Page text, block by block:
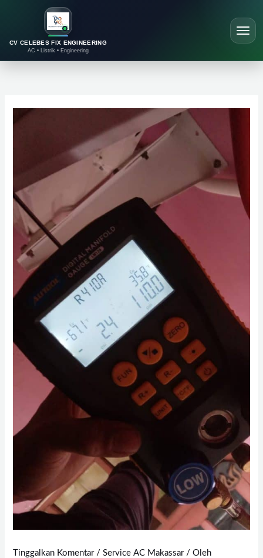
CV CELEBES FIX ENGINEERING
AC • Listrik • Engineering
konten
Tinggalkan Komentar /Service AC Makassar/ Oleh